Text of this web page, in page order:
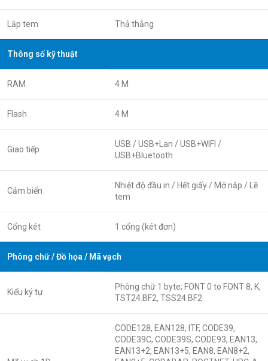
Lắp tem Thả thẳng
Thông số kỹ thuật
RAM 4 M
Flash 4 M
Giao tiếp
USB / USB+Lan / USB+WIFI /
USB+Bluetooth
Cảm biến
Nhiệt độ đầu in / Hết giấy / Mở nắp / Lề
tem
Cổng két 1 cổng (két đơn)
Phông chữ / Đồ họa / Mã vạch
Kiểu ký tự
Phông chữ 1 byte; FONT 0 to FONT 8, K,
TST24.BF2, TSS24.BF2
CODE128, EAN128, ITF, CODE39,
CODE39C, CODE39S, CODE93, EAN13,
EAN13+2, EAN13+5, EAN8, EAN8+2,